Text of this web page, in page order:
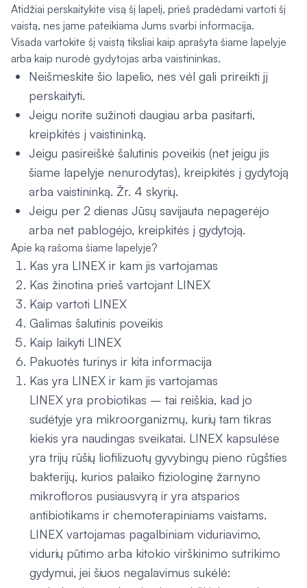
Atidžiai perskaitykite visą šį lapelį, prieš pradėdami vartoti šį
vaistą, nes jame pateikiama Jums svarbi informacija.
Visada vartokite šį vaistą tiksliai kaip aprašyta šiame lapelyje
arba kaip nurodė gydytojas arba vaistininkas.
Neišmeskite šio lapelio, nes vėl gali prireikti jį
perskaityti.
Jeigu norite sužinoti daugiau arba pasitarti,
kreipkitės į vaistininką.
Jeigu pasireiškė šalutinis poveikis (net jeigu jis
šiame lapelyje nenurodytas), kreipkitės į gydytoją
arba vaistininką. Žr. 4 skyrių.
Jeigu per 2 dienas Jūsų savijauta nepagerėjo
arba net pablogėjo, kreipkitės į gydytoją.
Apie ką rašoma šiame lapelyje?
Kas yra LINEX ir kam jis vartojamas
Kas žinotina prieš vartojant LINEX
Kaip vartoti LINEX
Galimas šalutinis poveikis
Kaip laikyti LINEX
Pakuotės turinys ir kita informacija
Kas yra LINEX ir kam jis vartojamas
LINEX yra probiotikas – tai reiškia, kad jo
sudėtyje yra mikroorganizmų, kurių tam tikras
kiekis yra naudingas sveikatai. LINEX kapsulėse
yra trijų rūšių liofilizuotų gyvybingų pieno rūgšties
bakterijų, kurios palaiko fiziologinę žarnyno
mikrofloros pusiausvyrą ir yra atsparios
antibiotikams ir chemoterapiniams vaistams.
LINEX vartojamas pagalbiniam viduriavimo,
vidurių pūtimo arba kitokio virškinimo sutrikimo
gydymui, jei šiuos negalavimus sukėlė: